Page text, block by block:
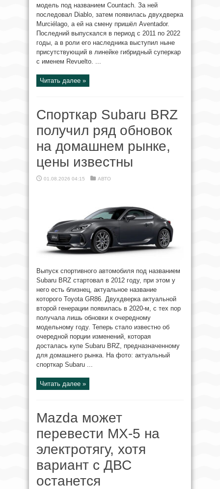
модель под названием Countach. За ней
последовал Diablo, затем появилась двухдверка
Murciélago, а ей на смену пришёл Aventador.
Последний выпускался в период с 2011 по 2022
годы, а в роли его наследника выступил ныне
присутствующий в линейке гибридный суперкар
с именем Revuelto. ...
Читать далее »
Спорткар Subaru BRZ
получил ряд обновок
на домашнем рынке,
цены известны
01.08.2026 04:15 АВТО
Выпуск спортивного автомобиля под названием
Subaru BRZ стартовал в 2012 году, при этом у
него есть близнец, актуальное название
которого Toyota GR86. Двухдверка актуальной
второй генерации появилась в 2020-м, с тех пор
получала лишь обновки к очередному
модельному году. Теперь стало известно об
очередной порции изменений, которая
досталась купе Subaru BRZ, предназначенному
для домашнего рынка. На фото: актуальный
спорткар Subaru ...
Читать далее »
Mazda может
перевести MX-5 на
электротягу, хотя
вариант с ДВС
останется